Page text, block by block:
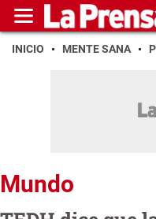
INICIO MENTE SANA
Mundo